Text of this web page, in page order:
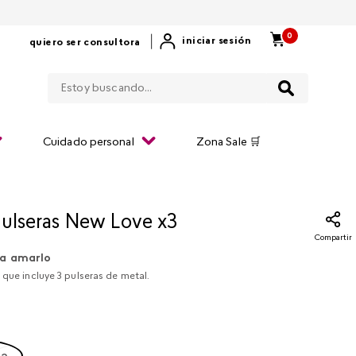
quiero ser consultora iniciar sesión
0
Cuidado personal Zona Sale 🛒
New Love x3
Compartir
amarlo
incluye 3 pulseras de metal.